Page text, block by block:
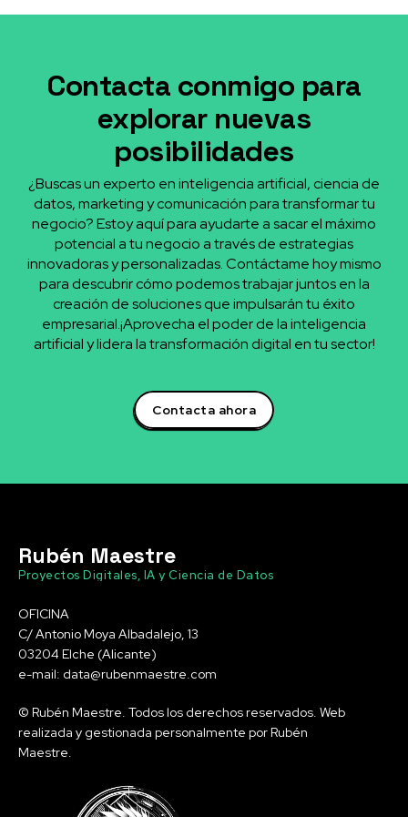
Contacta conmigo para
explorar nuevas
posibilidades
¿Buscas un experto en inteligencia artificial, ciencia de
datos, marketing y comunicación para transformar tu
negocio? Estoy aquí para ayudarte a sacar el máximo
potencial a tu negocio a través de estrategias
innovadoras y personalizadas. Contáctame hoy mismo
para descubrir cómo podemos trabajar juntos en la
creación de soluciones que impulsarán tu éxito
empresarial.¡Aprovecha el poder de la inteligencia
artificial y lidera la transformación digital en tu sector!
Contacta ahora
Rubén Maestre
Proyectos Digitales, IA y Ciencia de Datos
OFICINA
C/ Antonio Moya Albadalejo, 13
03204 Elche (Alicante)
e-mail: data@rubenmaestre.com
© Rubén Maestre. Todos los derechos reservados. Web
realizada y gestionada personalmente por Rubén
Maestre.